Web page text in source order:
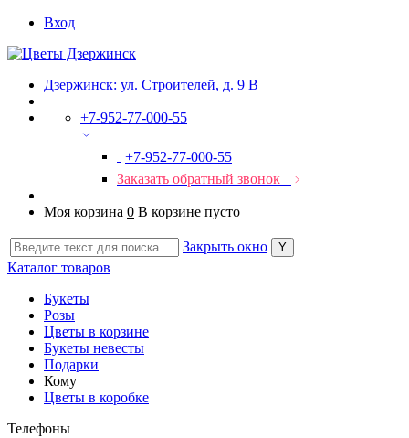
Вход
Дзержинск: ул. Строителей, д. 9 В
+7-952-77-000-55
+7-952-77-000-55
Заказать обратный звонок
Моя корзина 0 В корзине пусто
Закрыть окно
Каталог товаров
Букеты
Розы
Цветы в корзине
Букеты невесты
Подарки
Кому
Цветы в коробке
Телефоны